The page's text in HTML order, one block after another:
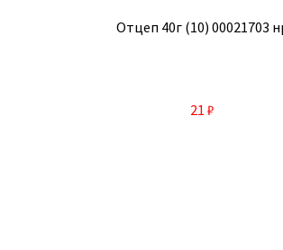
Отцеп 40г (10) 00021703
21 ₽